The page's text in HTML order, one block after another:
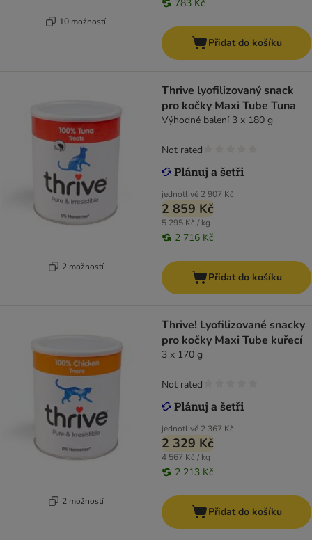
10 možností
783 Kč
Přidat do košíku
2 možností
Thrive lyofilizovaný snack
pro kočky Maxi Tube Tuna
Výhodné balení 3 x 180 g
jednotlivě 2 907 Kč
2 859 Kč
5 295 Kč / kg
2 716 Kč
Not rated
Přidat do košíku
2 možností
Thrive! Lyofilizované snacky
pro kočky Maxi Tube kuřecí
3 x 170 g
jednotlivě 2 367 Kč
2 329 Kč
4 567 Kč / kg
2 213 Kč
Not rated
Přidat do košíku